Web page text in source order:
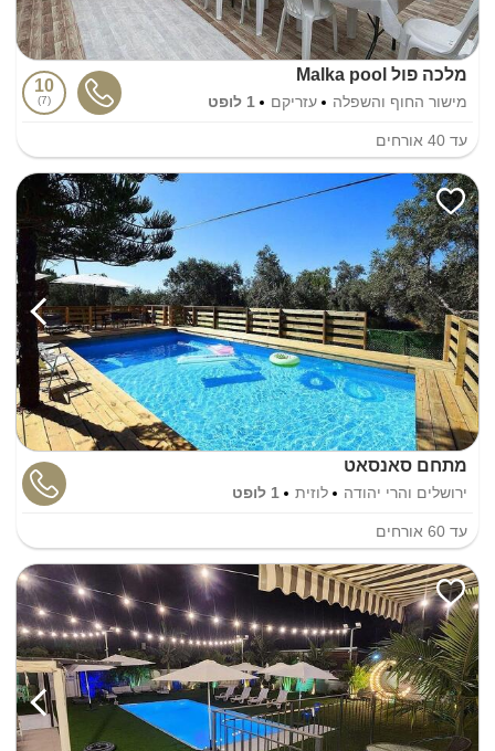
מלכה פול Malka pool
מישור החוף והשפלה עזריקם 1 לופט
10
7
עד 40 אורחים
מתחם סאנסאט
ירושלים והרי יהודה לוזית 1 לופט
עד 60 אורחים